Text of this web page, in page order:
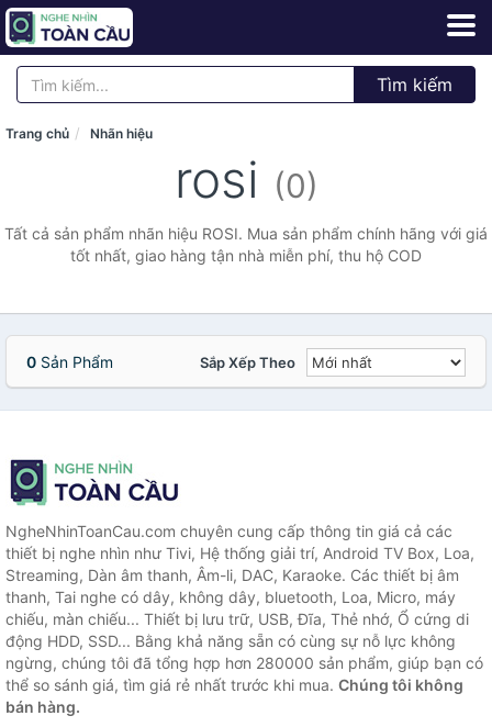
Tìm kiếm
Trang chủ Nhãn hiệu
rosi (0)
Tất cả sản phẩm nhãn hiệu ROSI. Mua sản phẩm chính hãng với giá
tốt nhất, giao hàng tận nhà miễn phí, thu hộ COD
0 Sản Phẩm Sắp Xếp Theo
NgheNhinToanCau.com chuyên cung cấp thông tin giá cả các
thiết bị nghe nhìn như Tivi, Hệ thống giải trí, Android TV Box, Loa,
Streaming, Dàn âm thanh, Âm-li, DAC, Karaoke. Các thiết bị âm
thanh, Tai nghe có dây, không dây, bluetooth, Loa, Micro, máy
chiếu, màn chiếu... Thiết bị lưu trữ, USB, Đĩa, Thẻ nhớ, Ổ cứng di
động HDD, SSD... Bằng khả năng sẵn có cùng sự nỗ lực không
ngừng, chúng tôi đã tổng hợp hơn 280000 sản phẩm, giúp bạn có
thể so sánh giá, tìm giá rẻ nhất trước khi mua. Chúng tôi không
bán hàng.